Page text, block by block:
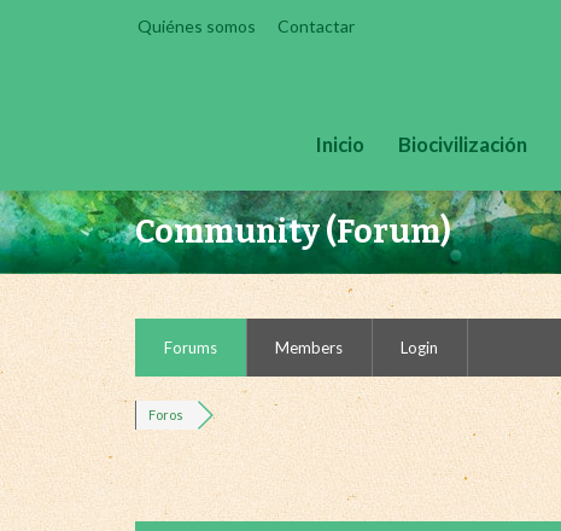
Quiénes somos Contactar
Inicio Biocivilización
Community (Forum)
Forums Members Login
Foros